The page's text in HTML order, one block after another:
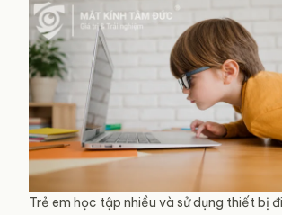
Trẻ em học tập nhiều và sử dụng thiết bị